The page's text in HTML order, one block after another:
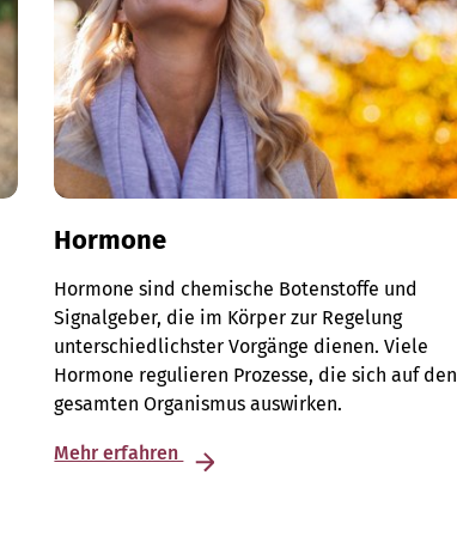
Hormone
Hormone sind chemische Botenstoffe und
Signalgeber, die im Körper zur Regelung
unterschiedlichster Vorgänge dienen. Viele
Hormone regulieren Prozesse, die sich auf den
gesamten Organismus auswirken.
Mehr erfahren